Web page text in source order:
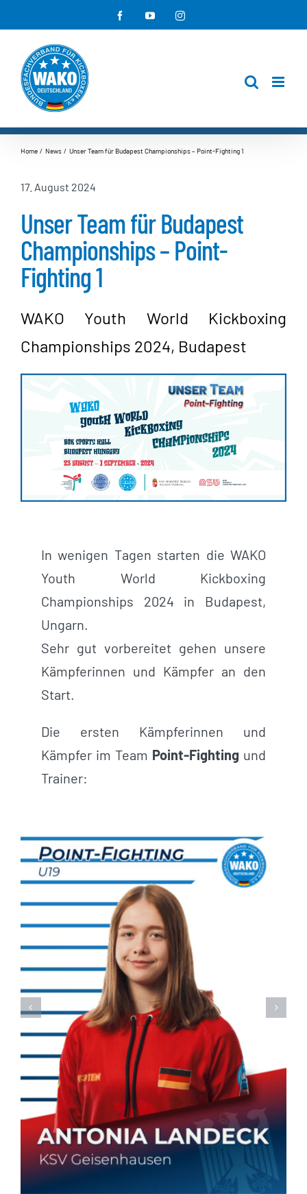
Inhalt
springen
FacebookYouTubeInstagram
Home News Unser Team für Budapest Championships – Point-Fighting 1
17. August 2024
Unser Team für Budapest
Championships – Point-
Fighting 1
WAKO Youth World Kickboxing
Championships 2024, Budapest
In wenigen Tagen starten die WAKO
Youth World Kickboxing
Championships 2024 in Budapest,
Ungarn.
Sehr gut vorbereitet gehen unsere
Kämpferinnen und Kämpfer an den
Start.
Die ersten Kämpferinnen und
Kämpfer im Team Point-Fighting und
Trainer: